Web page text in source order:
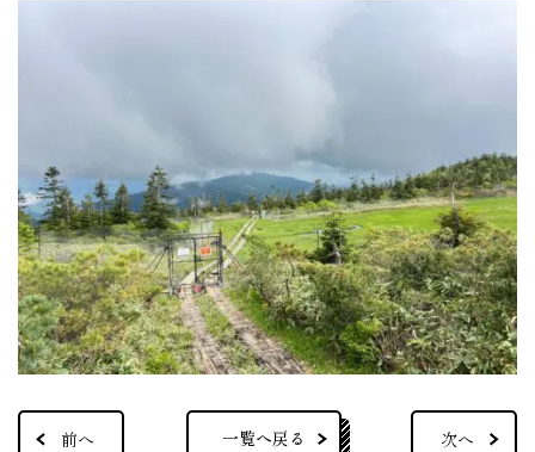
前へ 次へ
一覧へ戻る